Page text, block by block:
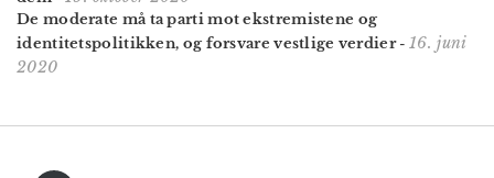
De moderate må ta parti mot ekstremistene og
identitetspolitikken, og forsvare vestlige verdier- 16. juni
2020